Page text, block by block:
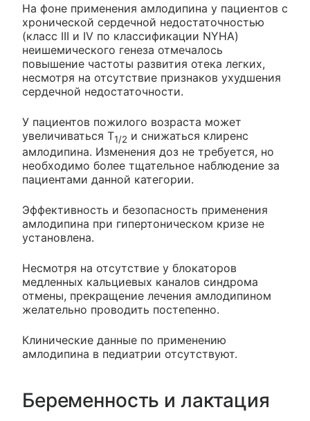
На фоне применения амлодипина у пациентов с
хронической сердечной недостаточностью
(класс III и IV по классификации NYHA)
неишемического генеза отмечалось
повышение частоты развития отека легких,
несмотря на отсутствие признаков ухудшения
сердечной недостаточности.
У пациентов пожилого возраста может
увеличиваться T1/2 и снижаться клиренс
амлодипина. Изменения доз не требуется, но
необходимо более тщательное наблюдение за
пациентами данной категории.
Эффективность и безопасность применения
амлодипина при гипертоническом кризе не
установлена.
Несмотря на отсутствие у блокаторов
медленных кальциевых каналов синдрома
отмены, прекращение лечения амлодипином
желательно проводить постепенно.
Клинические данные по применению
амлодипина в педиатрии отсутствуют.
Беременность и лактация